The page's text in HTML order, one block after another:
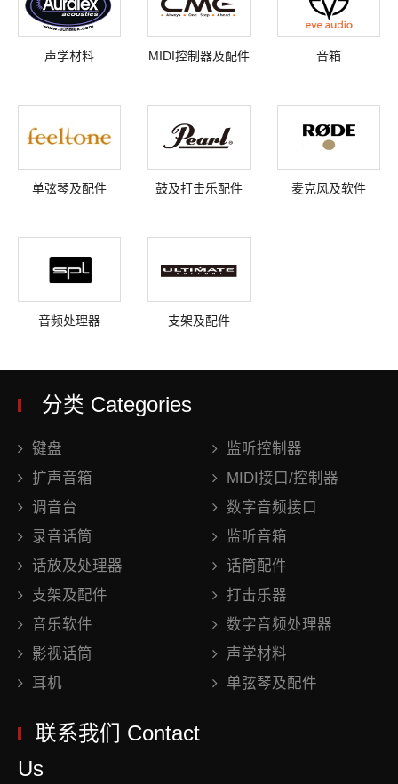
声学材料 MIDI控制器及配件 音箱
单弦琴及配件 鼓及打击乐配件 麦克风及软件
音频处理器 支架及配件
分类 Categories
键盘
监听控制器
扩声音箱
MIDI接口/控制器
调音台
数字音频接口
录音话筒
监听音箱
话放及处理器
话筒配件
支架及配件
打击乐器
音乐软件
数字音频处理器
影视话筒
声学材料
耳机
单弦琴及配件
联系我们 Contact
Us